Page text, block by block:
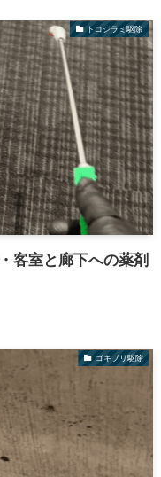
トコジラミ駆除
客室と廊下への薬剤
ゴキブリ駆除